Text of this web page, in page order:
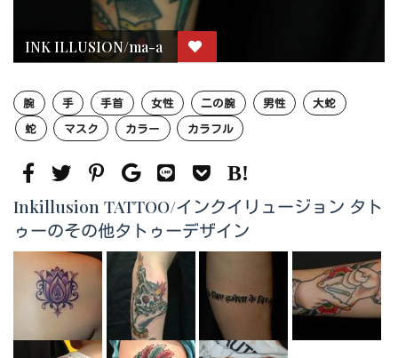
INK ILLUSION/ma-a
腕 手 手首 女性 二の腕 男性
大蛇
蛇
マスク カラー カラフル
Inkillusion TATTOO/インクイリュージョン タト
ゥーのその他タトゥーデザイン